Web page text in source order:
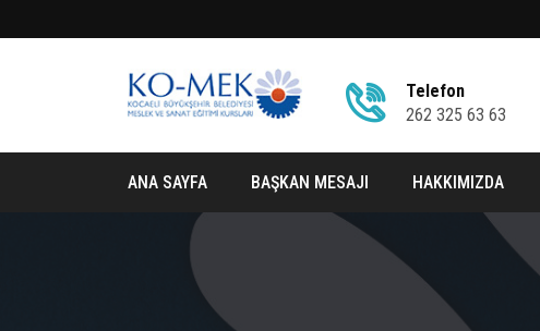
Telefon
262 325 63 63
ANA SAYFA BAŞKAN MESAJI HAKKIMIZDA